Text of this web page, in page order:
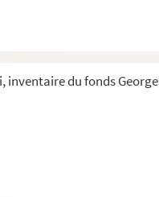
inventaire du fonds